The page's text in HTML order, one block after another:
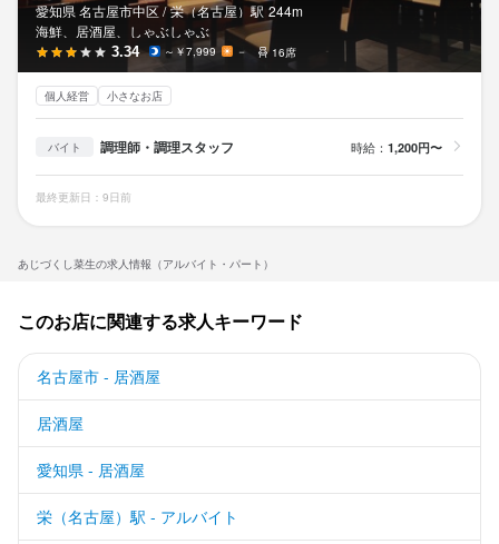
あじづくし菜生の求人情報（アルバイト・パート）
愛知県 名古屋市中区 / 栄（名古屋）駅 244m
海鮮、居酒屋、しゃぶしゃぶ
3.34 ～￥7,999 － 16席
個人経営 小さなお店
バイト 調理師・調理スタッフ 時給： 1,200円〜
最終更新日：9日前
このお店に関連する求人キーワード
名古屋市 - 居酒屋
居酒屋
愛知県 - 居酒屋
栄（名古屋）駅 - アルバイト